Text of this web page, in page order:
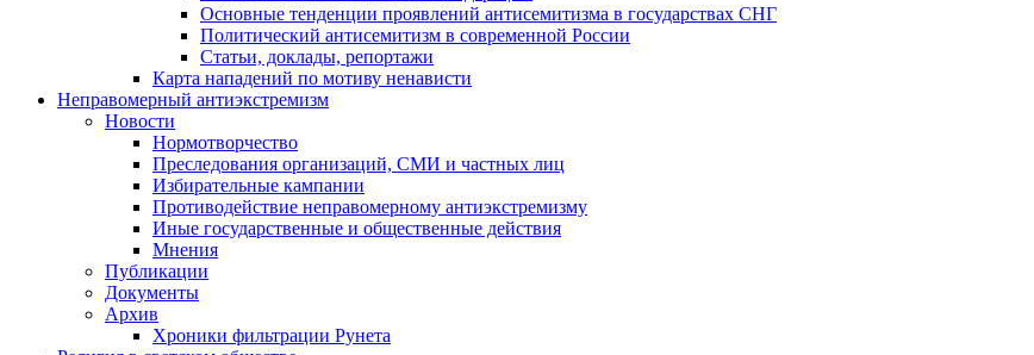
Основные тенденции проявлений антисемитизма в государствах СНГ
Политический антисемитизм в современной России
Статьи, доклады, репортажи
Карта нападений по мотиву ненависти
Неправомерный антиэкстремизм
Новости
Нормотворчество
Преследования организаций, СМИ и частных лиц
Избирательные кампании
Противодействие неправомерному антиэкстремизму
Иные государственные и общественные действия
Мнения
Публикации
Документы
Архив
Хроники фильтрации Рунета